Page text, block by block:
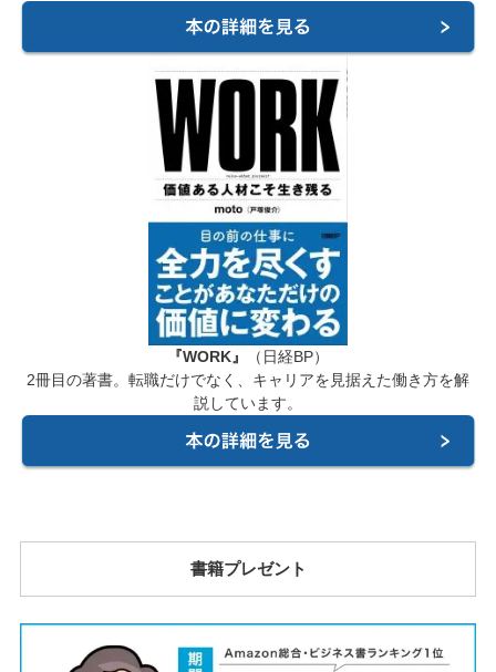
『WORK』
（日経BP）
2冊目の著書。転職だけでなく、キャリアを見据えた働き方を解
説しています。
書籍プレゼント